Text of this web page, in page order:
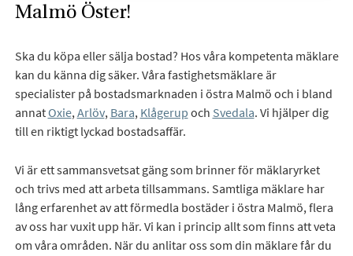
Malmö Öster!
Ska du köpa eller sälja bostad? Hos våra kompetenta mäklare
kan du känna dig säker. Våra fastighetsmäklare är
specialister på bostadsmarknaden i östra Malmö och i bland
annatOxie,Arlöv, Bara, Klågerup och Svedala. Vi hjälper dig
till en riktigt lyckad bostadsaffär.
Vi är ett sammansvetsat gäng som brinner för mäklaryrket
och trivs med att arbeta tillsammans. Samtliga mäklare har
lång erfarenhet av att förmedla bostäder i östra Malmö, flera
av oss har vuxit upp här. Vi kan i princip allt som finns att veta
om våra områden. När du anlitar oss som din mäklare får du